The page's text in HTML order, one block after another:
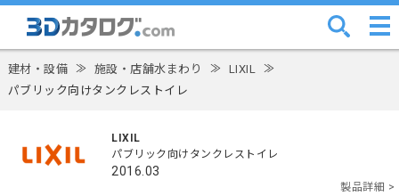
建材・設備 ≫ 施設・店舗水まわり ≫ LIXIL ≫
パブリック向けタンクレストイレ
LIXIL
パブリック向けタンクレストイレ
2016.03
製品詳細 >